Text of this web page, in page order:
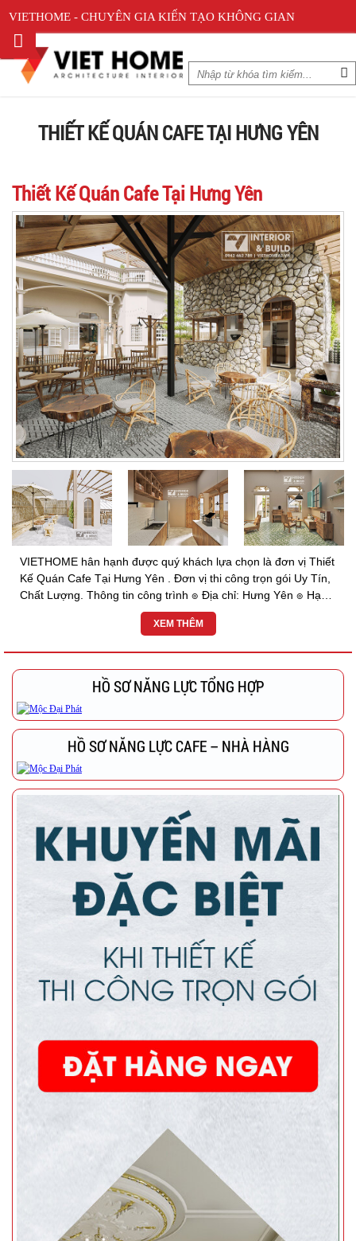
VIETHOME - CHUYÊN GIA KIẾN TẠO KHÔNG GIAN
THIẾT KẾ QUÁN CAFE TẠI HƯNG YÊN
Thiết Kế Quán Cafe Tại Hưng Yên
VIETHOME hân hạnh được quý khách lựa chọn là đơn vị Thiết
Kế Quán Cafe Tại Hưng Yên . Đơn vị thi công trọn gói Uy Tín,
Chất Lượng. Thông tin công trình ๏ Địa chỉ: Hưng Yên ๏ Hạng
Mục: Thiết kế thi công trọn gói...
XEM THÊM
HỒ SƠ NĂNG LỰC TỔNG HỢP
HỒ SƠ NĂNG LỰC CAFE – NHÀ HÀNG